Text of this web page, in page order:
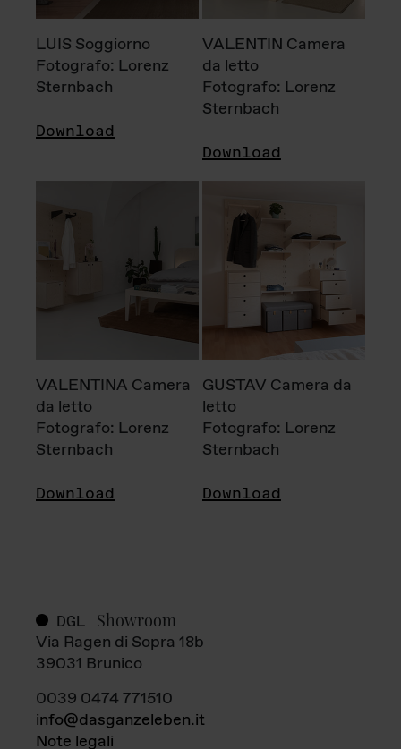
LUIS Soggiorno
Fotografo: Lorenz
Sternbach
Download
VALENTIN Camera
da letto
Fotografo: Lorenz
Sternbach
Download
VALENTINA Camera
da letto
Fotografo: Lorenz
Sternbach
Download
GUSTAV Camera da
letto
Fotografo: Lorenz
Sternbach
Download
DGL Showroom
Via Ragen di Sopra 18b
39031 Brunico
0039 0474 771510
info@dasganzeleben.it
Note legali